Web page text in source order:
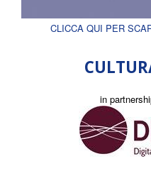
CLICCA QUI PER
in